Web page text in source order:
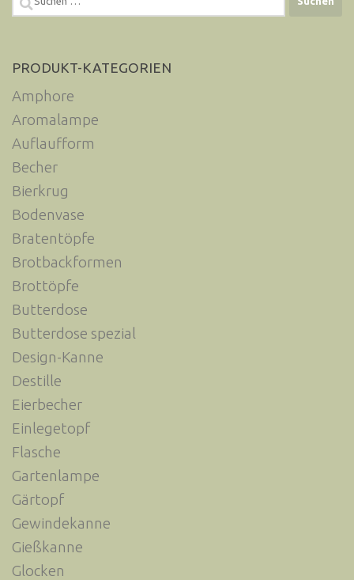
nach:
PRODUKT-KATEGORIEN
Amphore
Aromalampe
Auflaufform
Becher
Bierkrug
Bodenvase
Bratentöpfe
Brotbackformen
Brottöpfe
Butterdose
Butterdose spezial
Design-Kanne
Destille
Eierbecher
Einlegetopf
Flasche
Gartenlampe
Gärtopf
Gewindekanne
Gießkanne
Glocken